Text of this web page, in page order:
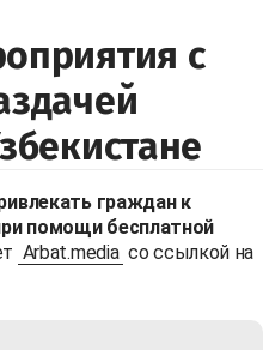
с
граждан к
помощи бесплатной
Arbat.media со ссылкой на